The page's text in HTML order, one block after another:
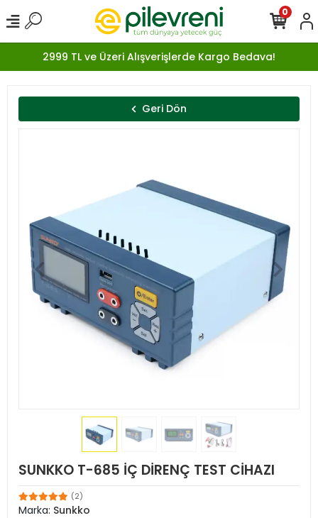
2999 TL ve Üzeri Alışverişlerde Kargo Bedava!
0
Geri Dön
SUNKKO T-685 İÇ DİRENÇ TEST CİHAZI
(2)
Marka: Sunkko